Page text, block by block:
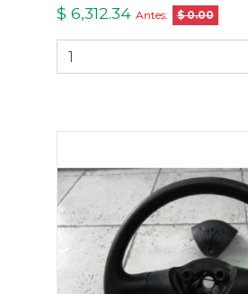
$ 6,312.34 Antes: $ 0.00